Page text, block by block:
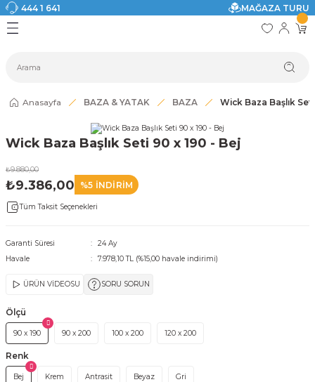
444 1 641
MAĞAZA TURU
Geri Dön
Geri Dön
Geri Dön
Geri Dön
Geri Dön
Geri Dön
Anasayfa BAZA & YATAK BAZA Wick Baza Başlık
Wick Baza Başlık Seti 90 x 190 - Bej
₺9.880,00
₺9.386,00 %5 İNDİRİM
Tüm Taksit Seçenekleri
Garanti Süresi
24 Ay
Havale
7.978,10 TL (%15,00 havale indirimi)
ÜRÜN VİDEOSU SORU SORUN
Ölçü
90 x 190 90 x 200 100 x 200 120 x 200
Renk
Bej Krem Antrasit Beyaz Gri